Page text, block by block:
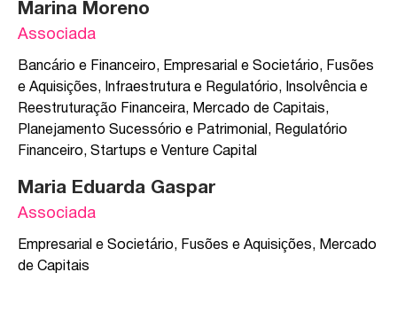
Marina Moreno
Associada
Bancário e Financeiro, Empresarial e Societário, Fusões
e Aquisições, Infraestrutura e Regulatório,
Insolvência e
Reestruturação Financeira, Mercado de Capitais,
Planejamento Sucessório e Patrimonial , Regulatório
Financeiro, Startups e Venture Capital
Maria Eduarda Gaspar
Associada
Empresarial e Societário, Fusões e Aquisições, Mercado
de Capitais